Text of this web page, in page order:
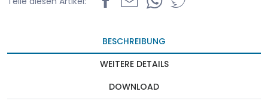
BESCHREIBUNG
WEITERE DETAILS
DOWNLOAD